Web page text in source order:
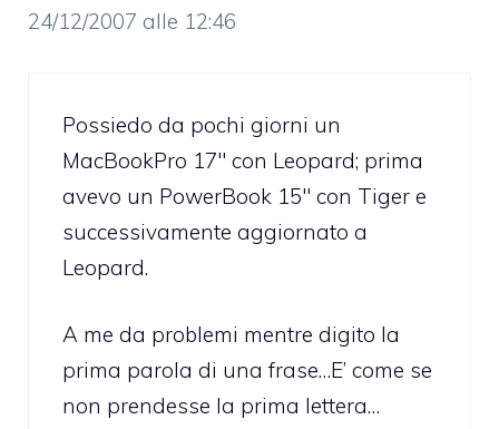
24/12/2007 alle 12:46
Possiedo da pochi giorni un
MacBookPro 17″ con Leopard; prima
avevo un PowerBook 15″ con Tiger e
successivamente aggiornato a
Leopard.
A me da problemi mentre digito la
prima parola di una frase…E’ come se
non prendesse la prima lettera…